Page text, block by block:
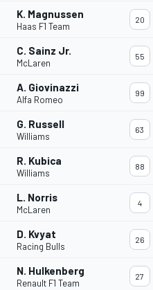
K. Magnussen
Haas F1 Team
20
C. Sainz Jr.
McLaren
55
A. Giovinazzi
Alfa Romeo
99
G. Russell
Williams
63
R. Kubica
Williams
88
L. Norris
McLaren
4
D. Kvyat
Racing Bulls
26
N. Hulkenberg
Renault F1 Team
27